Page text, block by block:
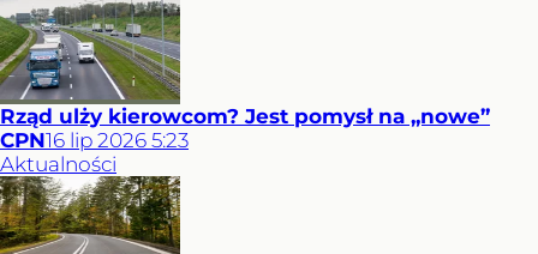
Rząd ulży kierowcom? Jest pomysł na „nowe”
CPN16 lip 2026 5:23
Aktualności